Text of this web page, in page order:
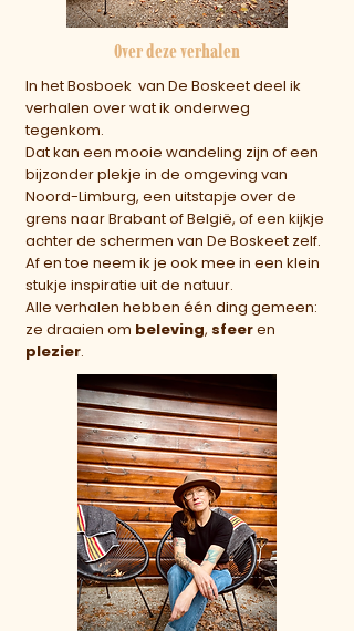
Over deze verhalen
In het Bosboek van De Boskeet deel ik
verhalen over wat ik onderweg
tegenkom.
Dat kan een mooie wandeling zijn of een
bijzonder plekje in de omgeving van
Noord-Limburg, een uitstapje over de
grens naar Brabant of België, of een kijkje
achter de schermen van De Boskeet zelf.
Af en toe neem ik je ook mee in een klein
stukje inspiratie uit de natuur.
Alle verhalen hebben één ding gemeen:
ze draaien om beleving, sfeeren
plezier.